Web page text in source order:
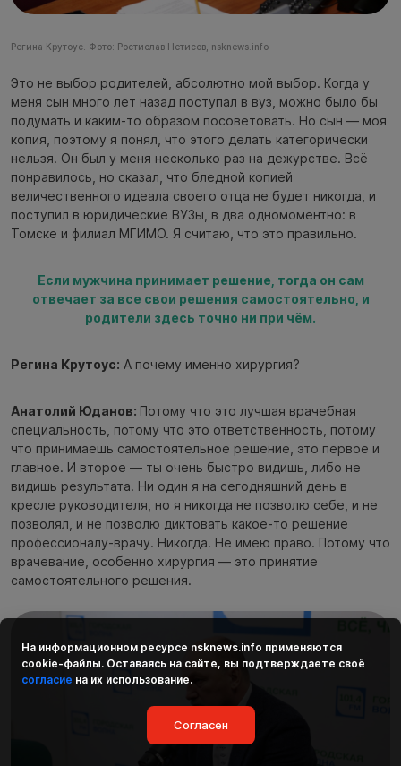
Регина Крутоус. Фото: Ростислав Нетисов, nsknews.info
Это не выбор родителей, абсолютно мой выбор. Когда у
меня сын много лет назад поступал в вуз, можно было бы
подумать и каким-то образом посоветовать. Но сын — моя
копия, поэтому я понял, что этого делать категорически
нельзя. Он был у меня несколько раз на дежурстве. Всё
понравилось, но сказал, что бледной копией
величественного идеала своего отца не будет никогда, и
поступил в юридические ВУЗы, в два одномоментно: в
Томске и филиал МГИМО. Я считаю, что это правильно.
Если мужчина принимает решение, тогда он сам
отвечает за все свои решения самостоятельно, и
родители здесь точно ни при чём.
Регина Крутоус: А почему именно хирургия?
Анатолий Юданов: Потому что это лучшая врачебная
специальность, потому что это ответственность, потому
что принимаешь самостоятельное решение, это первое и
главное. И второе — ты очень быстро видишь, либо не
видишь результата. Ни один я на сегодняшний день в
кресле руководителя, но я никогда не позволю себе, и не
позволял, и не позволю диктовать какое-то решение
профессионалу-врачу. Никогда. Не имею право. Потому что
врачевание, особенно хирургия — это принятие
самостоятельного решения.
На информационном ресурсе nsknews.info применяются
cookie-файлы. Оставаясь на сайте, вы подтверждаете своё
согласие на их использование.
Согласен